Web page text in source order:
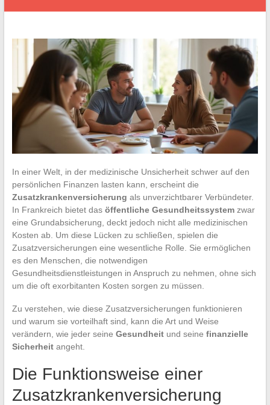
In einer Welt, in der medizinische Unsicherheit schwer auf den
persönlichen Finanzen lasten kann, erscheint die
Zusatzkrankenversicherung als unverzichtbarer Verbündeter.
In Frankreich bietet das öffentliche Gesundheitssystemzwar
eine Grundabsicherung, deckt jedoch nicht alle medizinischen
Kosten ab. Um diese Lücken zu schließen, spielen die
Zusatzversicherungen eine wesentliche Rolle. Sie ermöglichen
es den Menschen, die notwendigen
Gesundheitsdienstleistungen in Anspruch zu nehmen, ohne sich
um die oft exorbitanten Kosten sorgen zu müssen.
Zu verstehen, wie diese Zusatzversicherungen funktionieren
und warum sie vorteilhaft sind, kann die Art und Weise
verändern, wie jeder seine Gesundheitund seine finanzielle
Sicherheitangeht.
Die Funktionsweise einer
Zusatzkrankenversicherung